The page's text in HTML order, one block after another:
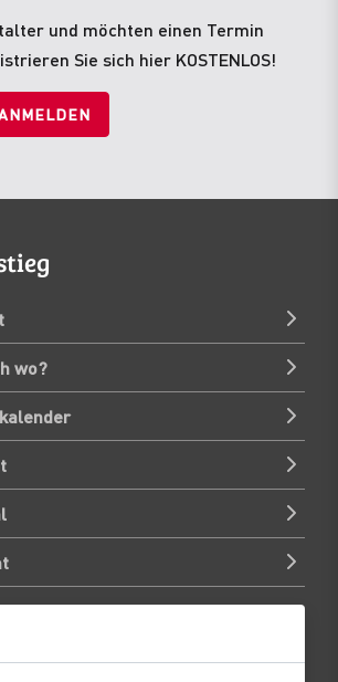
und möchten einen Termin
Sie sich hier KOSTENLOS!
wo?